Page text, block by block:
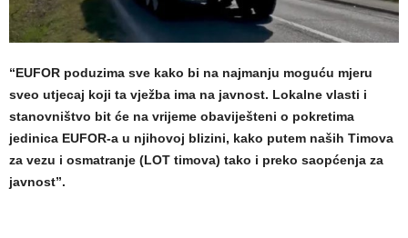
“EUFOR poduzima sve kako bi na najmanju moguću mjeru
sveo utjecaj koji ta vježba ima na javnost. Lokalne vlasti i
stanovništvo bit će na vrijeme obaviješteni o pokretima
jedinica EUFOR-a u njihovoj blizini, kako putem naših Timova
za vezu i osmatranje (LOT timova) tako i preko saopćenja za
javnost”.